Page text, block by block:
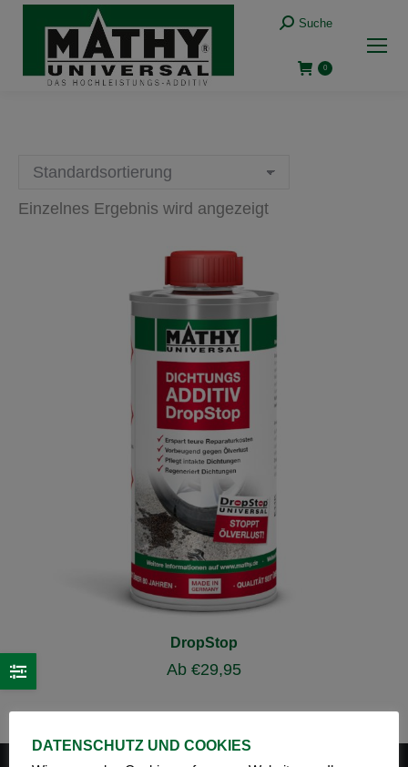
Suche:
Suche
0
Einzelnes Ergebnis wird angezeigt
DropStop
Ab €29,95
DATENSCHUTZ UND COOKIES